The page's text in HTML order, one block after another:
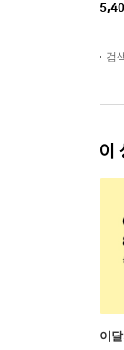
검
이
이